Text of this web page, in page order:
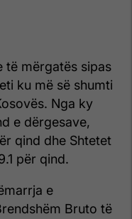
të mërgatës sipas
ku më së shumti
Nga ky
e dërgesave,
qind dhe Shtetet
për qind.
e
Bruto të